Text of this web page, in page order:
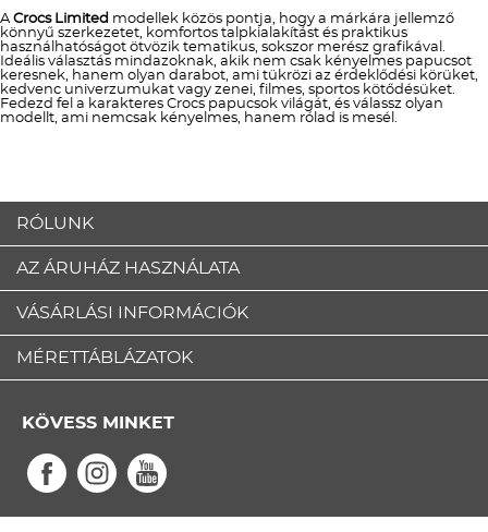
ACrocs Limited modellek közös pontja, hogy a márkára jellemző
könnyű szerkezetet, komfortos talpkialakítást és praktikus
használhatóságot ötvözik tematikus, sokszor merész grafikával.
Ideális választás mindazoknak, akik nem csak kényelmes papucsot
keresnek, hanem olyan darabot, ami tükrözi az érdeklődési körüket,
kedvenc univerzumukat vagy zenei, filmes, sportos kötődésüket.
Fedezd fel a karakteres Crocs papucsok világát, és válassz olyan
modellt, ami nemcsak kényelmes, hanem rólad is mesél.
RÓLUNK
AZ ÁRUHÁZ HASZNÁLATA
VÁSÁRLÁSI INFORMÁCIÓK
MÉRETTÁBLÁZATOK
KÖVESS MINKET